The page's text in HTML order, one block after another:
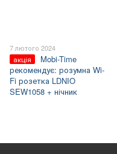
7 лютого 2024
акція
Mobi-Time
рекомендує: розумна Wi-
Fi розетка LDNIO
SEW1058 + нічник